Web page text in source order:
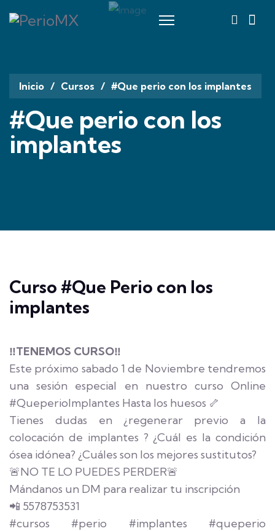
fas
glass
#Que perio con los
implantes
Inicio Cursos #Que perio con los implantes
Curso #Que Perio con los
implantes
‼TENEMOS CURSO‼
Este próximo sabado 1 de Noviembre tendremos
una sesión especial en nuestro curso Online
#QueperioImplantes Hasta los huesos 🦴
Tienes dudas en ¿regenerar previo a la
colocación de implantes ? ¿Cuál es la condición
ósea idónea? ¿Cuáles son los mejores sustitutos?
🚨NO TE LO PUEDES PERDER🚨
Mándanos un DM para realizar tu inscripción
📲 5578753531
#cursos #perio #implantes #queperio